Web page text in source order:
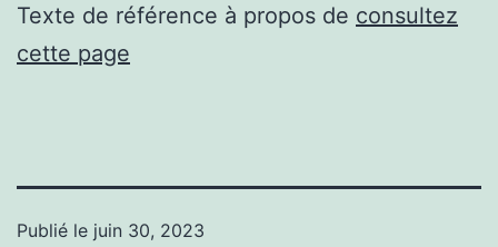
Texte de référence à propos de consultez
cette page
Publié le juin 30, 2023